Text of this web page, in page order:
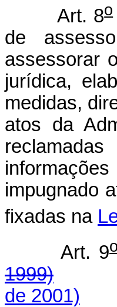
Art. 8o
de
assessorar
jurídica,
medidas,
atos da
impugnado
fixadas na
Art. 9o
1999)
de 2001)